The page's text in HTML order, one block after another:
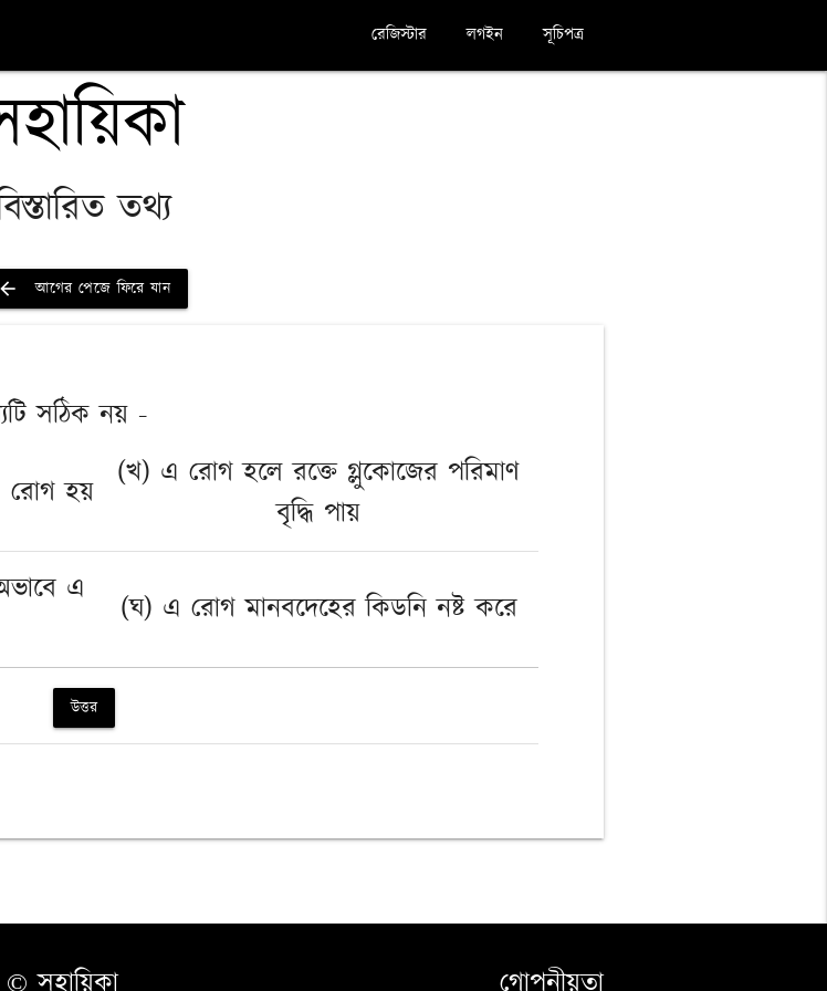
সূচিপত্র
লগইন
রেজিস্টার
তথ্য
arrow_back আগের পেজে ফিরে যান
সঠিক নয় -
রোগ হয়
(খ) এ রোগ হলে রক্তে গ্লুকোজের পরিমাণ
বৃদ্ধি পায়
এ
(ঘ) এ রোগ মানবদেহের কিডনি নষ্ট করে
উত্তর